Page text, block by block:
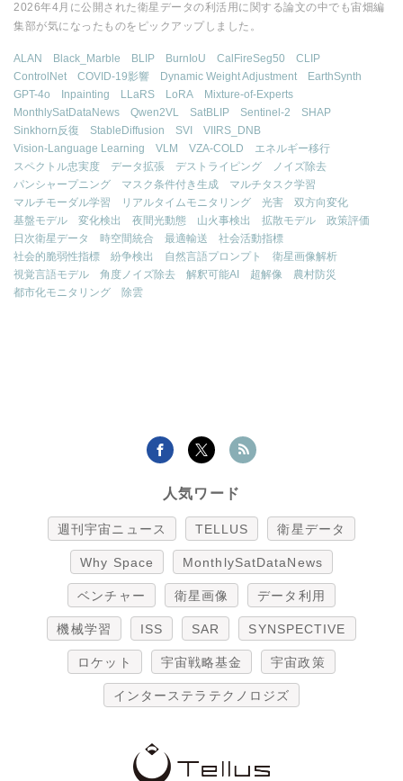
2026年4月に公開された衛星データの利活用に関する論文の中でも宙畑編
集部が気になったものをピックアップしました。
ALAN Black_Marble BLIP BurnIoU CalFireSeg50
CLIP
ControlNet
COVID-19影響 Dynamic Weight Adjustment
EarthSynth
GPT-4o
Inpainting LLaRS LoRA
Mixture-of-Experts
MonthlySatDataNews
Qwen2VL SatBLIP Sentinel-2
SHAP
Sinkhorn反復
StableDiffusion SVI
VIIRS_DNB
Vision-Language Learning
VLM VZA-COLD
エネルギー移行
スペクトル忠実度
データ拡張 デストライピング
ノイズ除去
パンシャープニング
マスク条件付き生成
マルチタスク学習
マルチモーダル学習
リアルタイムモニタリング 光害
双方向変化
基盤モデル
変化検出 夜間光動態 山火事検出 拡散モデル
政策評価
日次衛星データ
時空間統合 最適輸送
社会活動指標
社会的脆弱性指標
紛争検出 自然言語プロンプト
衛星画像解析
視覚言語モデル
角度ノイズ除去 解釈可能AI 超解像
農村防災
都市化モニタリング
除雲
人気ワード
週刊宇宙ニュース TELLUS 衛星データ
Why Space MonthlySatDataNews
ベンチャー 衛星画像 データ利用
機械学習 ISS SAR SYNSPECTIVE
ロケット 宇宙戦略基金 宇宙政策
インターステラテクノロジズ